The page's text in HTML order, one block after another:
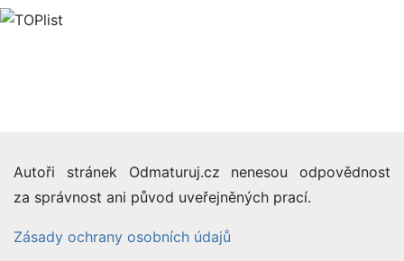
Autoři stránek Odmaturuj.cz nenesou odpovědnost
za správnost ani původ uveřejněných prací.
Zásady ochrany osobních údajů